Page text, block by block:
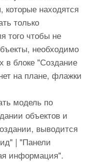
которые находятся
только
того чтобы не
необходимо
в блоке "Создание
на плане, флажки
модель по
объектов и
выводится
| "Панели
информация".